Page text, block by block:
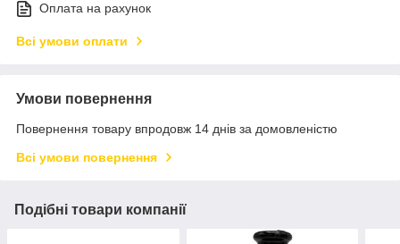
Оплата на рахунок
Всі умови оплати
Умови повернення
Повернення товару впродовж 14 днів за домовленістю
Всі умови повернення
Подібні товари компанії